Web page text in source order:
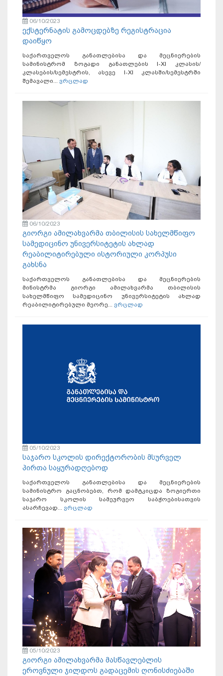
06/10/2023
ექსტერნატის გამოცდებზე რეგისტრაცია
დაიწყო
საქართველოს განათლებისა და მეცნიერების
სამინისტრომ ზოგადი განათლების I-XI კლასის/
კლასების/სემესტრის, ასევე I-XI კლასში/სემესტრში
შემავალი... ვრცლად
06/10/2023
გიორგი ამილახვარმა თბილისის სახელმწიფო
სამედიცინო უნივერსიტეტის ახლად
რეაბილიტირებული ისტორიული კორპუსი
გახსნა
საქართველოს განათლებისა და მეცნიერების
მინისტრმა გიორგი ამილახვარმა თბილისის
სახელმწიფო სამედიცინო უნივერსიტეტის ახლად
რეაბილიტირებული მეორე... ვრცლად
05/10/2023
საჯარო სკოლის დირექტორობის მსურველ
პირთა საყურადღებოდ
საქართველოს განათლებისა და მეცნიერების
სამინისტრო გაცნობებთ, რომ დამტკიცდა ზოგიერთი
საჯარო სკოლის სამეურვეო საბჭოებისათვის
ასარჩევად... ვრცლად
05/10/2023
გიორგი ამილახვარმა მასწავლებლის
ეროვნული ჯილდოს გადაცემის ღონისძიებაში